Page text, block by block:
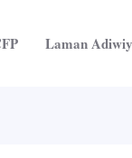
Laman